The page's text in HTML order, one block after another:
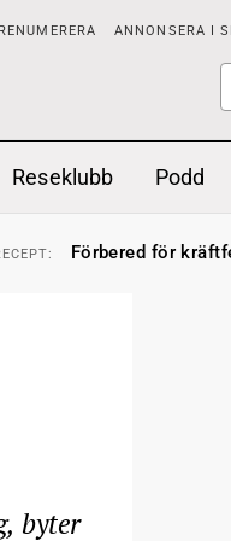
ANNONSERA I
Reseklubb Podd
Förbered för
byter